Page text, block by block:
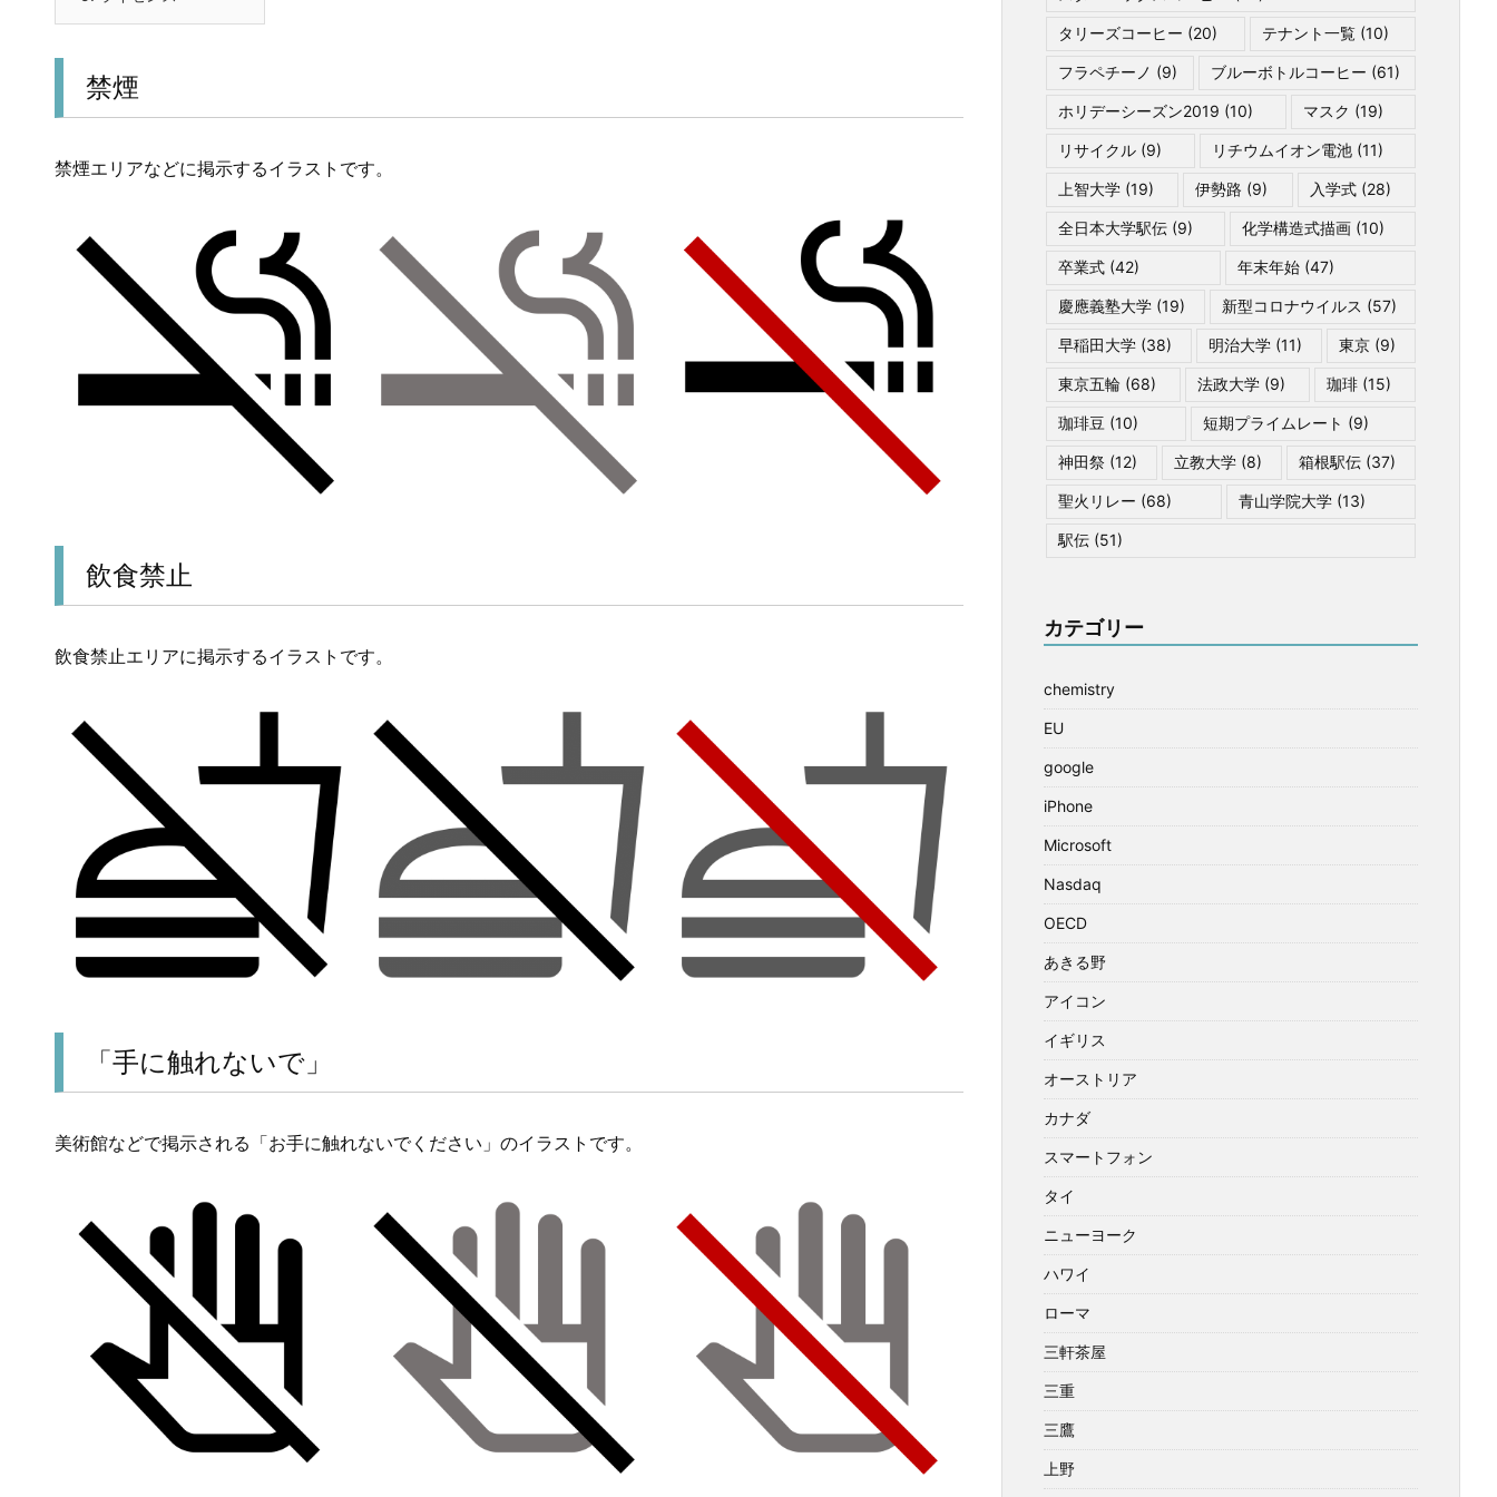
禁煙
禁煙エリアなどに掲示するイラストです。
飲食禁止
飲食禁止エリアに掲示するイラストです。
「手に触れないで」
美術館などで掲示される「お手に触れないでください」のイラストです。
タリーズコーヒー (20) テナント一覧(10)
フラペチーノ (9) ブルーボトルコーヒー (61)
ホリデーシーズン2019 (10) マスク (19)
リサイクル (9) リチウムイオン電池(11)
上智大学 (19) 伊勢路 (9) 入学式(28)
全日本大学駅伝 (9) 化学構造式描画(10)
卒業式 (42) 年末年始 (47)
慶應義塾大学 (19) 新型コロナウイルス (57)
早稲田大学 (38) 明治大学 (11) 東京 (9)
東京五輪 (68) 法政大学 (9) 珈琲 (15)
珈琲豆 (10) 短期プライムレート (9)
神田祭 (12) 立教大学 (8) 箱根駅伝 (37)
聖火リレー (68) 青山学院大学 (13)
駅伝 (51)
カテゴリー
chemistry
EU
google
iPhone
Microsoft
Nasdaq
OECD
あきる野
アイコン
イギリス
オーストリア
カナダ
スマートフォン
タイ
ニューヨーク
ハワイ
ローマ
三軒茶屋
三重
三鷹
上野